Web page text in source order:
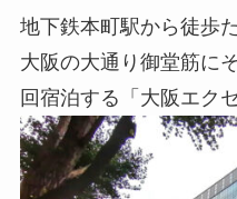
地下鉄本町駅から徒歩
大阪の大通り御堂筋に
回宿泊する「大阪エク